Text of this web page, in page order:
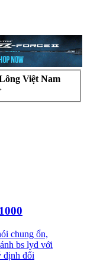
Việt Nam
chung ổn,
bs lyd với
định đổi